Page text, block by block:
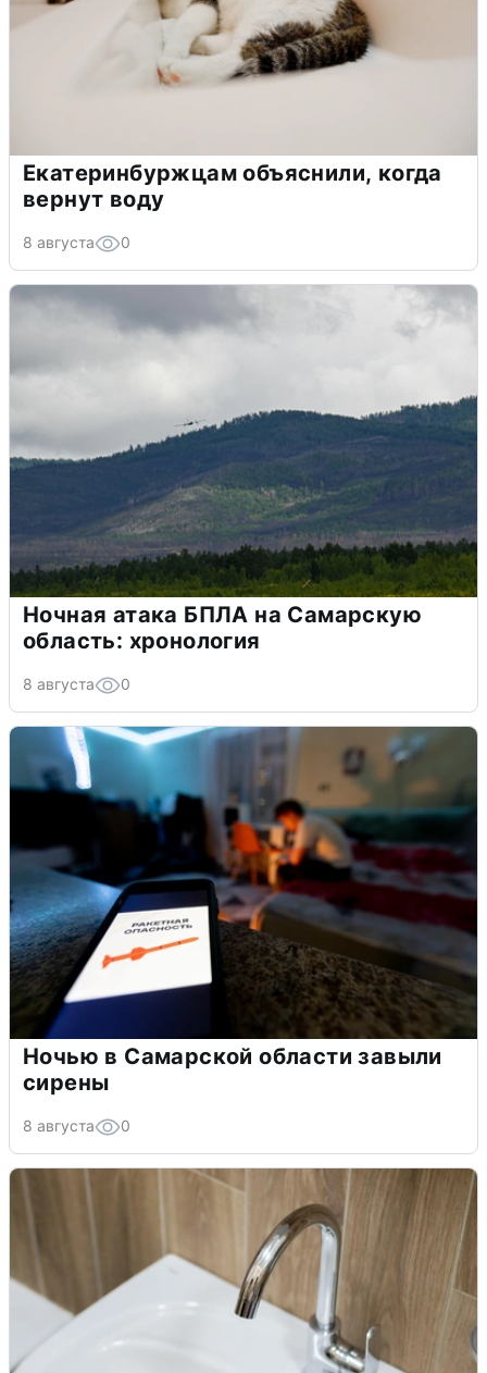
Екатеринбуржцам объяснили, когда
вернут воду
8 августа 0
Ночная атака БПЛА на Самарскую
область: хронология
8 августа 0
Ночью в Самарской области завыли
сирены
8 августа 0